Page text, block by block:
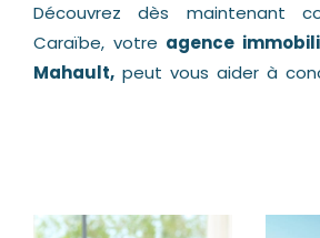
Découvrez dès maintenant
Caraïbe, votre agence
Mahault, peut vous aider à
vos projets en